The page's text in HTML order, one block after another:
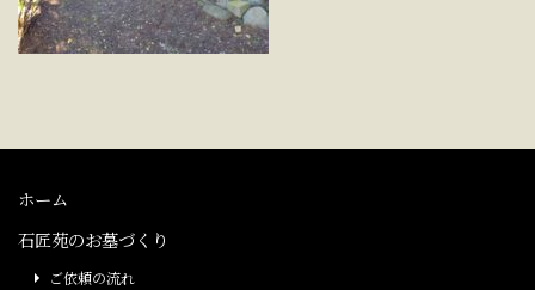
ホーム
石匠苑のお墓づくり
ご依頼の流れ